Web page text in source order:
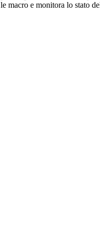
macro e monitora lo stato